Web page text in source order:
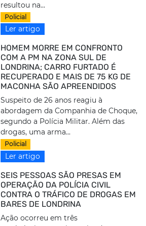
resultou na...
Policial
Ler artigo
HOMEM MORRE EM CONFRONTO
COM A PM NA ZONA SUL DE
LONDRINA; CARRO FURTADO É
RECUPERADO E MAIS DE 75 KG DE
MACONHA SÃO APREENDIDOS
Suspeito de 26 anos reagiu à
abordagem da Companhia de Choque,
segundo a Polícia Militar. Além das
drogas, uma arma...
Policial
Ler artigo
SEIS PESSOAS SÃO PRESAS EM
OPERAÇÃO DA POLÍCIA CIVIL
CONTRA O TRÁFICO DE DROGAS EM
BARES DE LONDRINA
Ação ocorreu em três